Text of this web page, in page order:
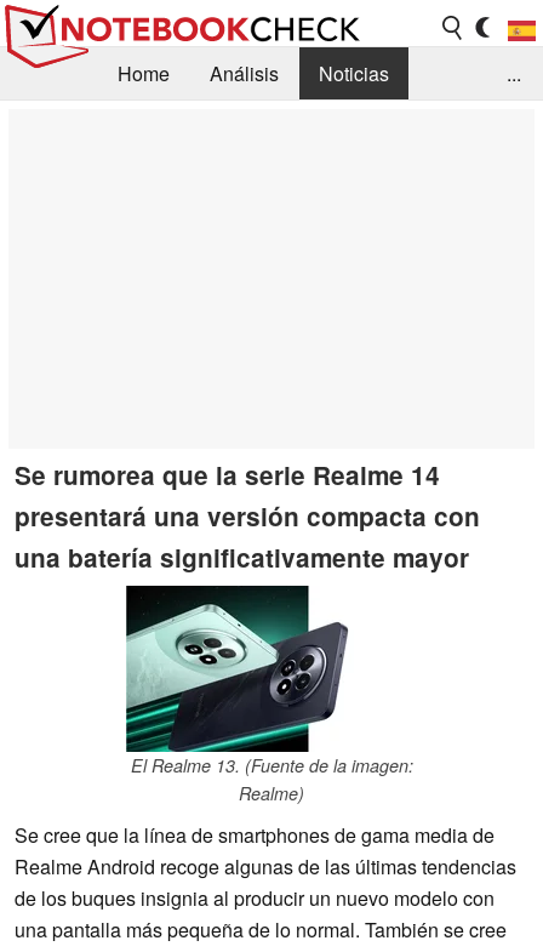
Home Análisis
Noticias
...
Se rumorea que la serie Realme 14
presentará una versión compacta con
una batería significativamente mayor
El Realme 13. (Fuente de la imagen:
Realme)
Se cree que la línea de smartphones de gama media de
Realme Android recoge algunas de las últimas tendencias
de los buques insignia al producir un nuevo modelo con
una pantalla más pequeña de lo normal. También se cree